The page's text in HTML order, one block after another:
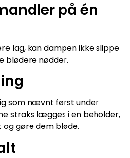
på én
lag, kan dampen ikke slippe
blødere nødder.
som nævnt først under
straks lægges i en beholder,
gøre dem bløde.